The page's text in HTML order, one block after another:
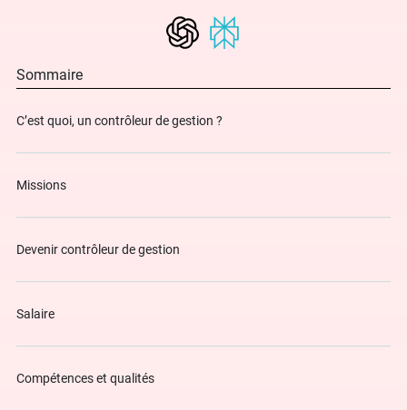
Sommaire
C’est quoi, un contrôleur de gestion ?
Missions
Devenir contrôleur de gestion
Salaire
Compétences et qualités